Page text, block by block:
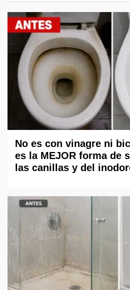
No es con vinagre ni
es la MEJOR forma de
las canillas y del